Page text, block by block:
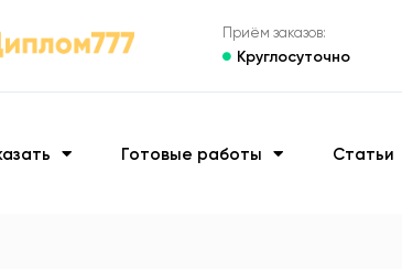
Приём заказов:
Круглосуточно
Готовые работы Статьи